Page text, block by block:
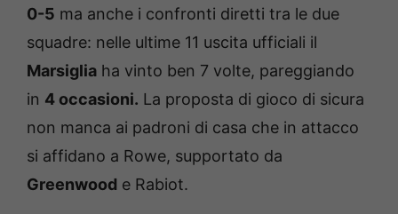
0-5 ma anche i confronti diretti tra le due
squadre: nelle ultime 11 uscita ufficiali il
Marsiglia ha vinto ben 7 volte, pareggiando
in 4 occasioni. La proposta di gioco di sicura
non manca ai padroni di casa che in attacco
si affidano a Rowe, supportato da
Greenwood e Rabiot.